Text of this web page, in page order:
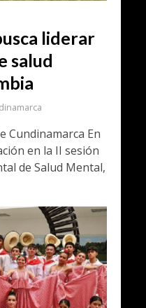
liderar
salud
Cundinamarca En
en la II sesión
de Salud Mental,